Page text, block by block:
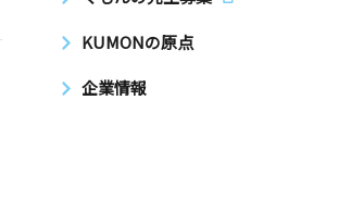
KUMONの原点
企業情報